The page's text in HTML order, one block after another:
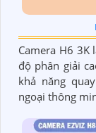
Camera H6
độ phân giải
khả năng
ngoại thông